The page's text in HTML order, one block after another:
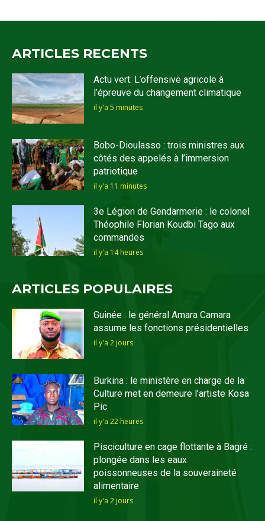
ARTICLES RECENTS
Actu vert: L’offensive agricole à
l’épreuve du changement climatique
il y'a 5 minutes
Bobo-Dioulasso : trois ministres aux
côtés des appelés à l’immersion
patriotique
il y'a 11 minutes
3e Légion de Gendarmerie : le colonel
Théophile Florian Koudbi Tago aux
commandes
il y'a 14 heures
ARTICLES POPULAIRES
Guinée : le général Amara Camara
assume les fonctions présidentielles
il y'a 2 jours
Burkina : le ministère en charge de la
Culture met en demeure l’artiste Kosa
Pic
il y'a 22 heures
Pisciculture en cage flottante à Bagré :
plongée dans les eaux
poissonneuses de la souveraineté
alimentaire
il y'a 2 jours